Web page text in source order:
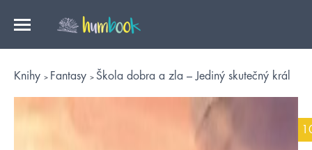
Knihy Fantasy Škola dobra a zla – Jediný skutečný král